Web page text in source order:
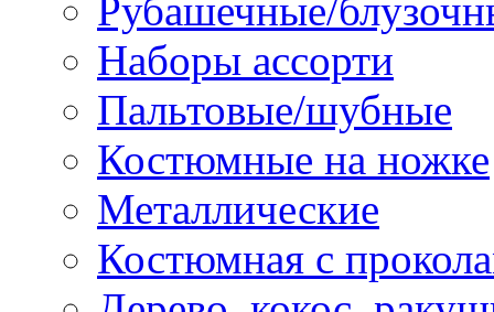
Рубашечные/
Наборы ассорти
Пальтовые/шубные
Костюмные на ножке
Металлические
Костюмная с